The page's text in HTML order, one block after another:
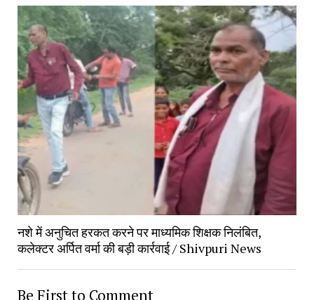
नशे में अनुचित हरकत करने पर माध्यमिक शिक्षक निलंबित,
कलेक्टर अर्पित वर्मा की बड़ी कार्रवाई / Shivpuri News
Be First to Comment